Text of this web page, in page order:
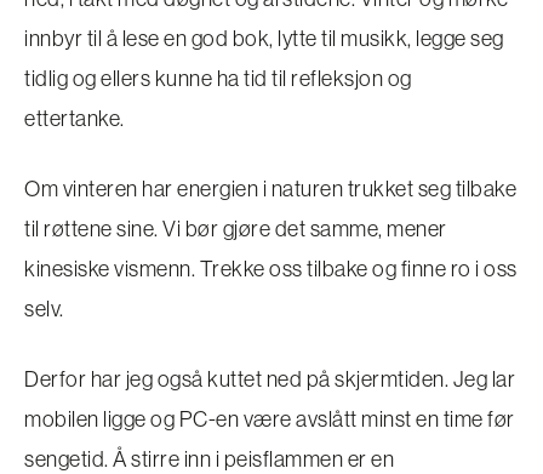
innbyr til å lese en god bok, lytte til musikk, legge seg
tidlig og ellers kunne ha tid til refleksjon og
ettertanke.
Om vinteren har energien i naturen trukket seg tilbake
til røttene sine. Vi bør gjøre det samme, mener
kinesiske vismenn. Trekke oss tilbake og finne ro i oss
selv.
Derfor har jeg også kuttet ned på skjermtiden. Jeg lar
mobilen ligge og PC-en være avslått minst en time før
sengetid. Å stirre inn i peisflammen er en